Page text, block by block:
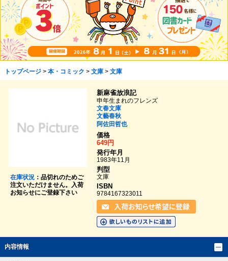
トップページ> 本・コミック > 文庫> 文庫
在庫状況：品切れのためご
注文いただけません。入荷
お知らせにご登録下さい
新麻雀放浪記
申年生まれのフレンズ
文春文庫
文藝春秋
阿佐田哲也
価格
649円
発行年月
1983年11月
判型
文庫
ISBN
9784167323011
内容情報